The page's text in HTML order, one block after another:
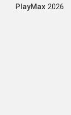
PlayMax 2026